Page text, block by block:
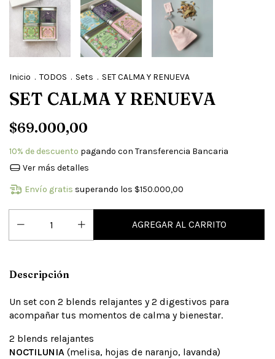
Inicio . TODOS . Sets . SET CALMA Y RENUEVA
SET CALMA Y RENUEVA
$69.000,00
10% de descuento pagando con Transferencia Bancaria
Ver más detalles
Envío gratis superando los $150.000,00
Descripción
Un set con 2 blends relajantes y 2 digestivos para
acompañar tus momentos de calma y bienestar.
2 blends relajantes
NOCTILUNIA (melisa, hojas de naranjo, lavanda)